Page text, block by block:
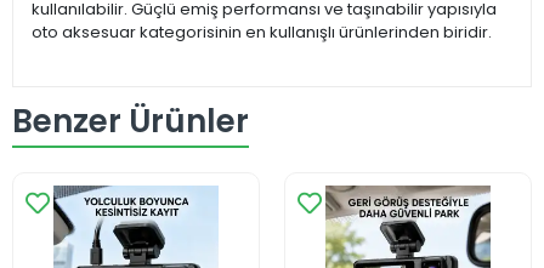
kullanılabilir. Güçlü emiş performansı ve taşınabilir yapısıyla
oto aksesuar kategorisinin en kullanışlı ürünlerinden biridir.
Benzer Ürünler